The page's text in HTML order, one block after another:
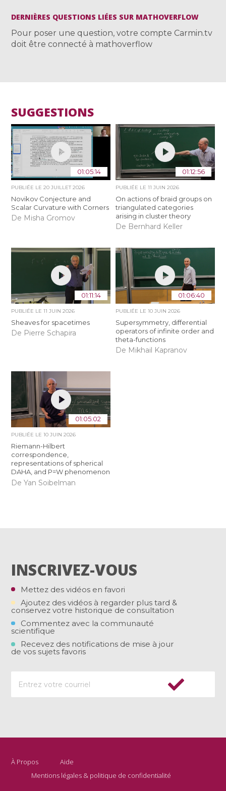
DERNIÈRES QUESTIONS LIÉES SUR MATHOVERFLOW
Pour poser une question, votre compte Carmin.tv
doit être connecté à mathoverflow
SUGGESTIONS
01:05:14
PUBLIÉE LE20 JUILLET 2026
Novikov Conjecture and
Scalar Curvature with Corners
De Misha Gromov
01:12:56
PUBLIÉE LE 11 JUIN 2026
On actions of braid groups on
triangulated categories
arising in cluster theory
De Bernhard Keller
01:11:14
PUBLIÉE LE11 JUIN 2026
Sheaves for spacetimes
De Pierre Schapira
01:06:40
PUBLIÉE LE 10 JUIN 2026
Supersymmetry, differential
operators of infinite order and
theta-functions
De Mikhail Kapranov
01:05:02
PUBLIÉE LE10 JUIN 2026
Riemann-Hilbert
correspondence,
representations of spherical
DAHA, and P=W phenomenon
De Yan Soibelman
INSCRIVEZ-VOUS
Mettez des vidéos en favori
Ajoutez des vidéos à regarder plus tard &
conservez votre historique de consultation
Commentez avec la communauté
scientifique
Recevez des notifications de mise à jour
de vos sujets favoris
À Propos
Aide
Mentions légales & politique de confidentialité